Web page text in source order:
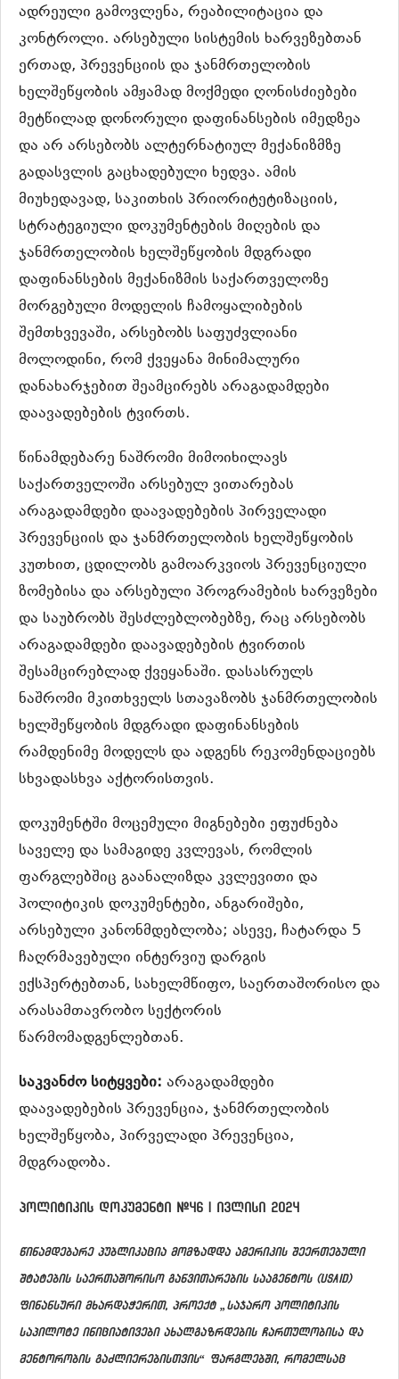
ადრეული გამოვლენა, რეაბილიტაცია და
კონტროლი. არსებული სისტემის ხარვეზებთან
ერთად, პრევენციის და ჯანმრთელობის
ხელშეწყობის ამჟამად მოქმედი ღონისძიებები
მეტწილად დონორული დაფინანსების იმედზეა
და არ არსებობს ალტერნატიულ მექანიზმზე
გადასვლის გაცხადებული ხედვა. ამის
მიუხედავად, საკითხის პრიორიტეტიზაციის,
სტრატეგიული დოკუმენტების მიღების და
ჯანმრთელობის ხელშეწყობის მდგრადი
დაფინანსების მექანიზმის საქართველოზე
მორგებული მოდელის ჩამოყალიბების
შემთხვევაში, არსებობს საფუძვლიანი
მოლოდინი, რომ ქვეყანა მინიმალური
დანახარჯებით შეამცირებს არაგადამდები
დაავადებების ტვირთს.
წინამდებარე ნაშრომი მიმოიხილავს
საქართველოში არსებულ ვითარებას
არაგადამდები დაავადებების პირველადი
პრევენციის და ჯანმრთელობის ხელშეწყობის
კუთხით, ცდილობს გამოარკვიოს პრევენციული
ზომებისა და არსებული პროგრამების ხარვეზები
და საუბრობს შესძლებლობებზე, რაც არსებობს
არაგადამდები დაავადებების ტვირთის
შესამცირებლად ქვეყანაში. დასასრულს
ნაშრომი მკითხველს სთავაზობს ჯანმრთელობის
ხელშეწყობის მდგრადი დაფინანსების
რამდენიმე მოდელს და ადგენს რეკომენდაციებს
სხვადასხვა აქტორისთვის.
დოკუმენტში მოცემული მიგნებები ეფუძნება
საველე და სამაგიდე კვლევას, რომლის
ფარგლებშიც გაანალიზდა კვლევითი და
პოლიტიკის დოკუმენტები, ანგარიშები,
არსებული კანონმდებლობა; ასევე, ჩატარდა 5
ჩაღრმავებული ინტერვიუ დარგის
ექსპერტებთან, სახელმწიფო, საერთაშორისო და
არასამთავრობო სექტორის
წარმომადგენლებთან.
საკვანძო სიტყვები: არაგადამდები
დაავადებების პრევენცია, ჯანმრთელობის
ხელშეწყობა, პირველადი პრევენცია,
მდგრადობა.
პოლიტიკის დოკუმენტი #46 | ივლისი 2024
წინამდებარე პუბლიკაცია მომზადდა ამერიკის შეერთებული
შტატების საერთაშორისო განვითარების სააგენტოს (USAID)
ფინანსური მხარდაჭერით, პროექტ „საჯარო პოლიტიკის
საპილოტე ინიციატივები ახალგაზრდების ჩართულობისა და
მენტორობის გაძლიერებისთვის“ ფარგლებში, რომელსაც